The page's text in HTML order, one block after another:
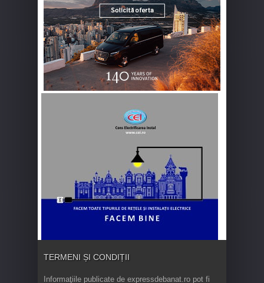
TERMENI ȘI CONDIȚII
Informaţiile publicate de expressdebanat.ro pot fi